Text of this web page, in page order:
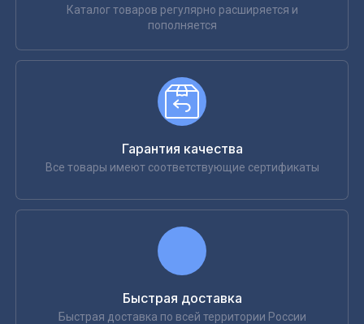
Каталог товаров регулярно расширяется и
пополняется
Гарантия качества
Все товары имеют соответствующие сертификаты
Быстрая доставка
Быстрая доставка по всей территории России